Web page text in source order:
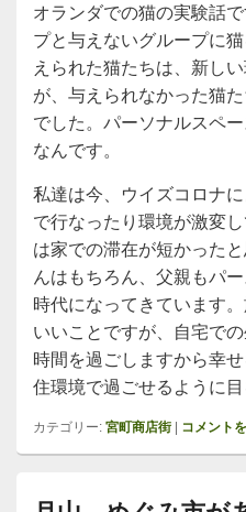
オランダでの猫の実験話
プと与えないグループに
えられた猫たちは、新し
が、与えられなかった猫
でした。パーソナルスペ
なんです。
私達は今、ウイズコロナ
で行なったり環境が激変
は家での滞在が短かった
んはもちろん、父親もパ
時代になってきています
いいことですが、自宅で
時間を過ごしますから幸
住環境で過ごせるように
カテゴリー: 宮町商店街 コメント